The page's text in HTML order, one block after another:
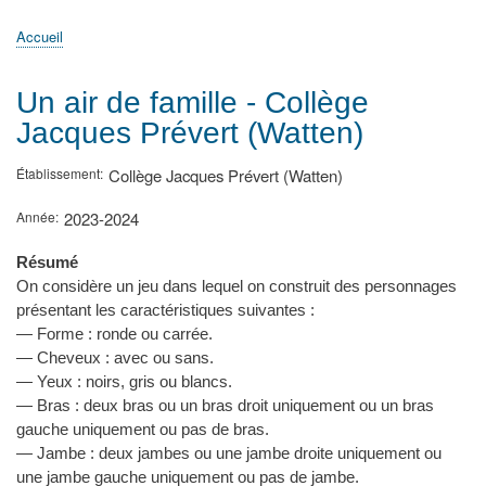
Accueil
ActualitésMATh.en.JEANS ?
Régions et Ateliers
Créer, gérer un atelier
Sujets/Publications
Congrès
d'Ariane
Accueil
Un air de famille - Collège
Jacques Prévert (Watten)
Établissement Collège Jacques Prévert (Watten)
Année 2023-2024
Résumé
On considère un jeu dans lequel on construit des personnages
présentant les caractéristiques suivantes :
— Forme : ronde ou carrée.
— Cheveux : avec ou sans.
— Yeux : noirs, gris ou blancs.
— Bras : deux bras ou un bras droit uniquement ou un bras
gauche uniquement ou pas de bras.
— Jambe : deux jambes ou une jambe droite uniquement ou
une jambe gauche uniquement ou pas de jambe.